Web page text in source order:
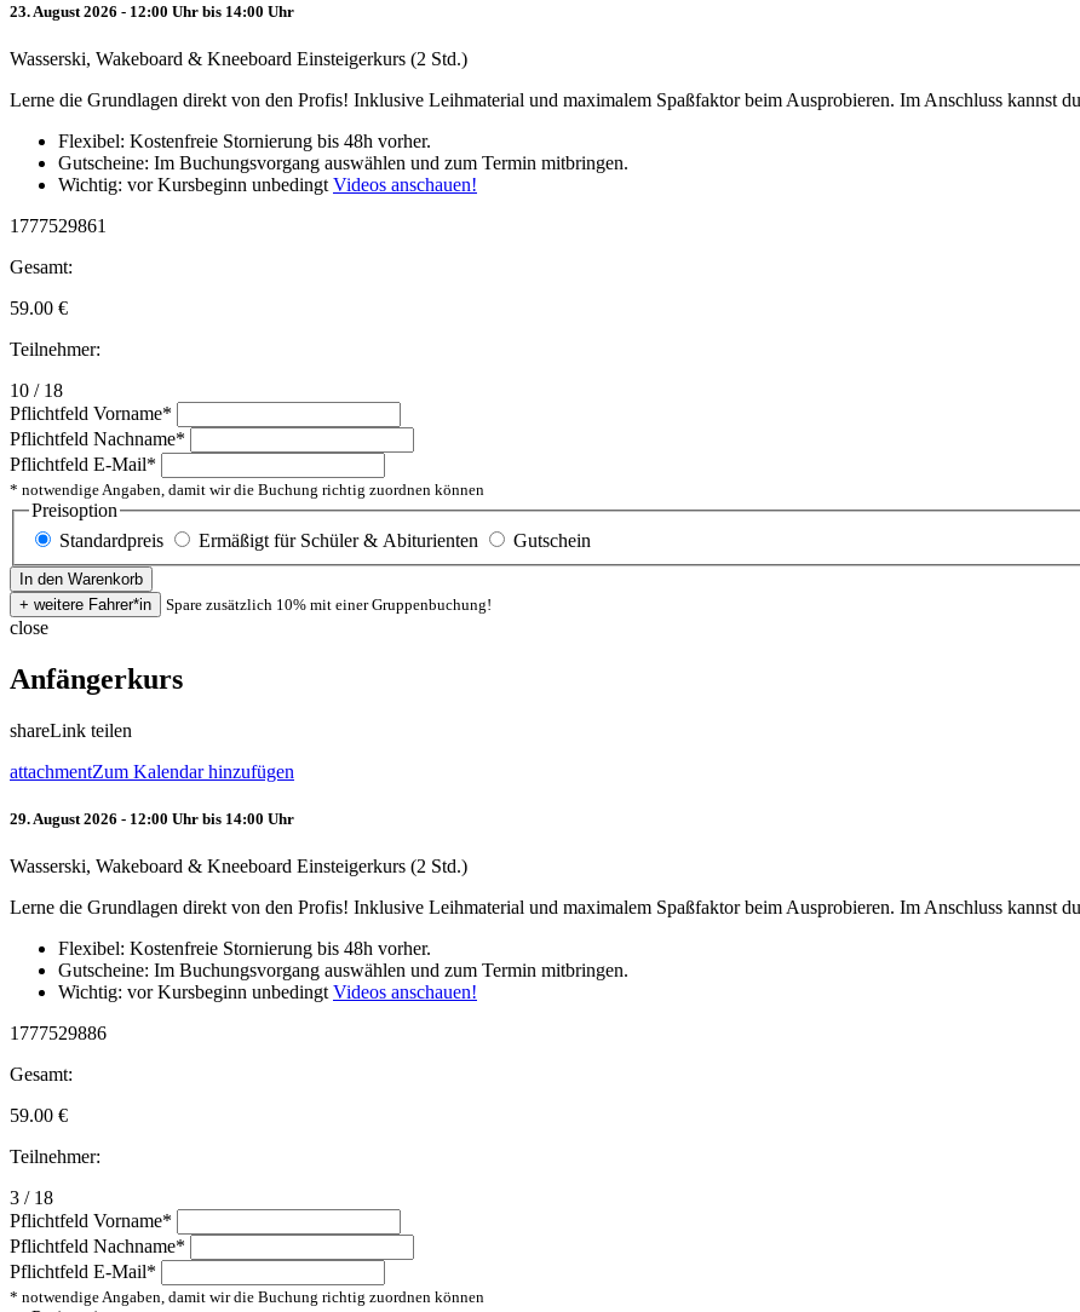
23. August 2026 - 12:00 Uhr bis 14:00 Uhr
Wasserski, Wakeboard & Kneeboard Einsteigerkurs (2 Std.)
Lerne die Grundlagen direkt von den Profis! Inklusive Leihmaterial und maximalem Spaßfaktor beim Ausprobieren. Im Anschluss kannst
Flexibel: Kostenfreie Stornierung bis 48h vorher.
Gutscheine: Im Buchungsvorgang auswählen und zum Termin mitbringen.
Wichtig: vor Kursbeginn unbedingt Videos anschauen!
1777529861
Gesamt:
59.00 €
Teilnehmer:
10 / 18
Pflichtfeld Vorname*
Pflichtfeld Nachname*
Pflichtfeld E-Mail*
* notwendige Angaben, damit wir die Buchung richtig zuordnen können
Preisoption
Standardpreis
Ermäßigt für Schüler & Abiturienten Gutschein
Spare zusätzlich 10% mit einer Gruppenbuchung!
close
Anfängerkurs
shareLink teilen
attachmentZum Kalendar hinzufügen
29. August 2026 - 12:00 Uhr bis 14:00 Uhr
Wasserski, Wakeboard & Kneeboard Einsteigerkurs (2 Std.)
Lerne die Grundlagen direkt von den Profis! Inklusive Leihmaterial und maximalem Spaßfaktor beim Ausprobieren. Im Anschluss kannst
Flexibel: Kostenfreie Stornierung bis 48h vorher.
Gutscheine: Im Buchungsvorgang auswählen und zum Termin mitbringen.
Wichtig: vor Kursbeginn unbedingtVideos anschauen!
1777529886
Gesamt:
59.00 €
Teilnehmer:
3 / 18
Pflichtfeld Vorname*
Pflichtfeld Nachname*
Pflichtfeld E-Mail*
* notwendige Angaben, damit wir die Buchung richtig zuordnen können